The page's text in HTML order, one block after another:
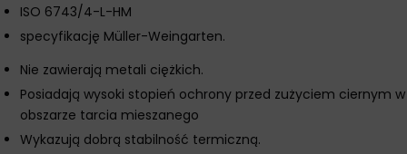
ISO 6743/4-L-HM
specyfikację Müller-Weingarten.
Nie zawierają metali ciężkich.
Posiadają wysoki stopień ochrony przed zużyciem ciernym w
obszarze tarcia mieszanego
Wykazują dobrą stabilność termiczną.